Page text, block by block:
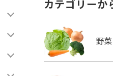
カテゴリーか